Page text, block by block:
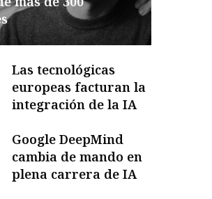
Las tecnológicas
europeas facturan la
integración de la IA
Google DeepMind
cambia de mando en
plena carrera de IA